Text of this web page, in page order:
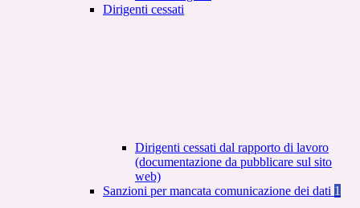
Dirigenti cessati
Dirigenti cessati dal rapporto di lavoro
(documentazione da pubblicare sul sito
web)
Sanzioni per mancata comunicazione dei dati 1